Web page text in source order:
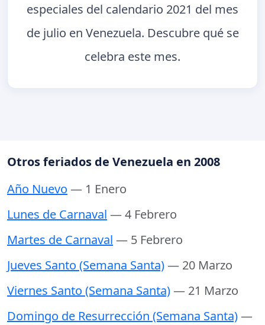
especiales del calendario 2021 del mes
de julio en Venezuela. Descubre qué se
celebra este mes.
Otros feriados de Venezuela en 2008
Año Nuevo — 1 Enero
Lunes de Carnaval — 4 Febrero
Martes de Carnaval — 5 Febrero
Jueves Santo (Semana Santa)— 20 Marzo
Viernes Santo (Semana Santa)— 21 Marzo
Domingo de Resurrección (Semana Santa)—